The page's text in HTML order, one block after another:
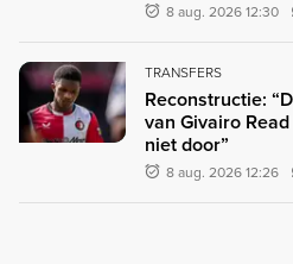
8 aug. 2026 12:30
TRANSFERS
Reconstructie:
van Givairo
niet door”
8 aug. 2026 12:26